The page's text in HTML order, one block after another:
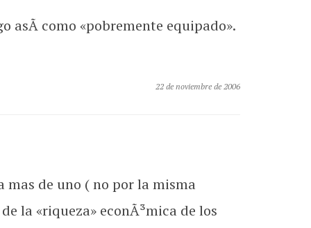
asÃ­ como «pobremente equipado».
22 de noviembre de 2006
mas de uno ( no por la misma
la «riqueza» econÃ³mica de los